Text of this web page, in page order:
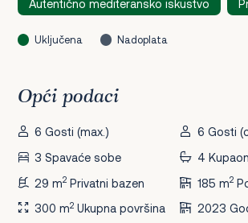
Autentično mediteransko iskustvo
Uključena Nadoplata
Opći podaci
6 Gosti (max.)
6 Gosti
3 Spavaće sobe
4
29 m2 Privatni bazen 185 m2
300 m2 Ukupna površina 2023